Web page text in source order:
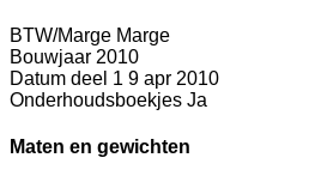
BTW/Marge Marge
Bouwjaar 2010
Datum deel 1 9 apr 2010
Onderhoudsboekjes Ja
Maten en gewichten